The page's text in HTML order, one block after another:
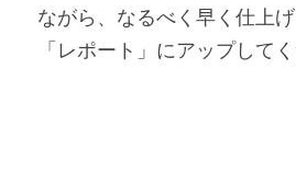
ながら、なるべく早く仕上
「レポート」にアップしてく